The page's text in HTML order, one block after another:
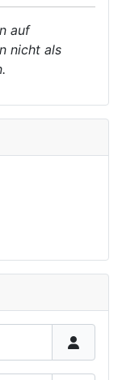
auf
nicht als